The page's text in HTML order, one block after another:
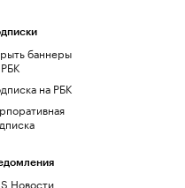
баннеры
на РБК
Новости